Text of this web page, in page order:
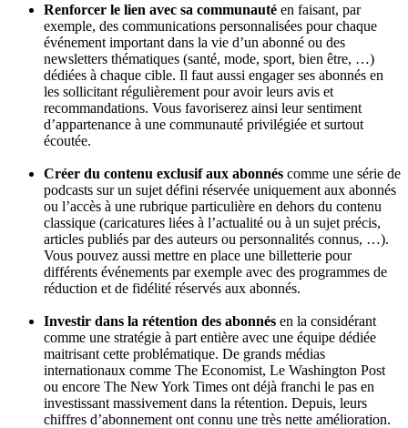
Renforcer le lien avec sa communauté en faisant, par
exemple, des communications personnalisées pour chaque
événement important dans la vie d’un abonné ou des
newsletters thématiques (santé, mode, sport, bien être, …)
dédiées à chaque cible. Il faut aussi engager ses abonnés en
les sollicitant régulièrement pour avoir leurs avis et
recommandations. Vous favoriserez ainsi leur sentiment
d’appartenance à une communauté privilégiée et surtout
écoutée.
Créer du contenu exclusif aux abonnés comme une série de
podcasts sur un sujet défini réservée uniquement aux abonnés
ou l’accès à une rubrique particulière en dehors du contenu
classique (caricatures liées à l’actualité ou à un sujet précis,
articles publiés par des auteurs ou personnalités connus, …).
Vous pouvez aussi mettre en place une billetterie pour
différents événements par exemple avec des programmes de
réduction et de fidélité réservés aux abonnés.
Investir dans la rétention des abonnés en la considérant
comme une stratégie à part entière avec une équipe dédiée
maitrisant cette problématique. De grands médias
internationaux comme The Economist, Le Washington Post
ou encore The New York Times ont déjà franchi le pas en
investissant massivement dans la rétention. Depuis, leurs
chiffres d’abonnement ont connu une très nette amélioration.